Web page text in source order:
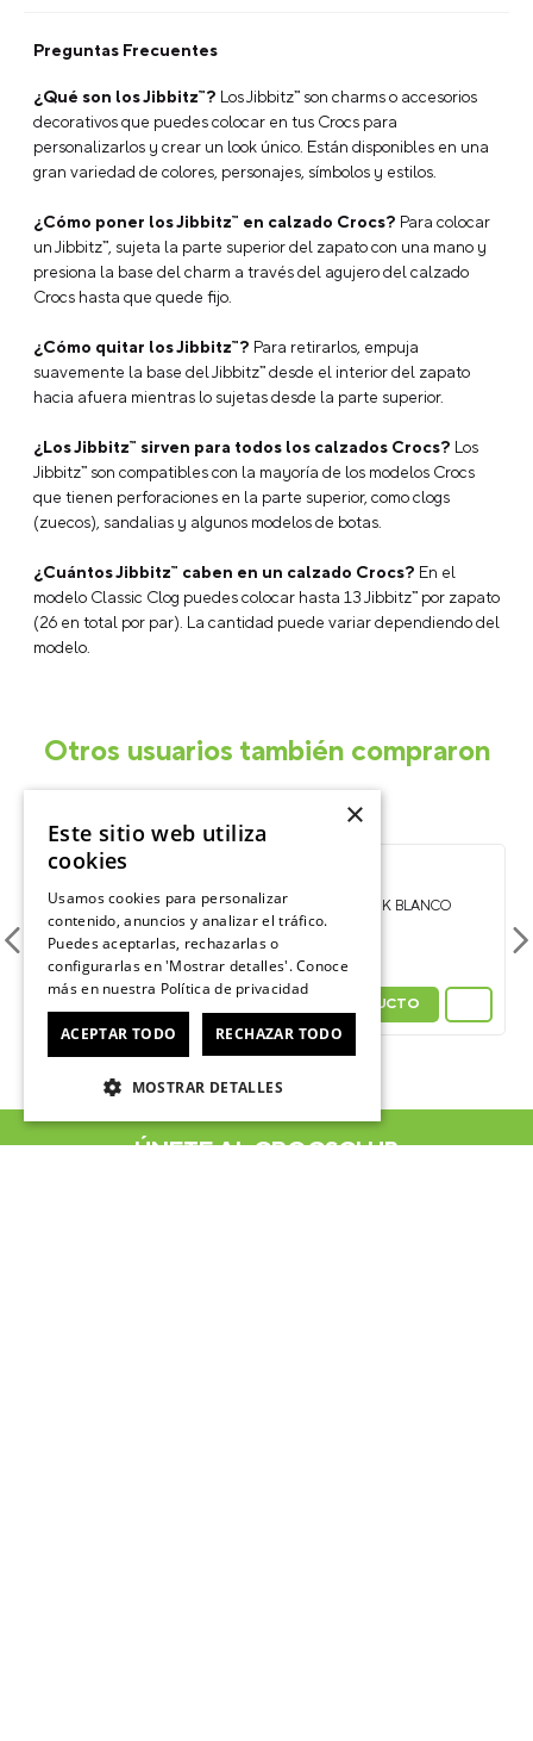
Preguntas Frecuentes
¿Qué son los Jibbitz™? Los Jibbitz™ son charms o accesorios
decorativos que puedes colocar en tus Crocs para
personalizarlos y crear un look único. Están disponibles en una
gran variedad de colores, personajes, símbolos y estilos.
¿Cómo poner los Jibbitz™ en calzado Crocs? Para colocar
un Jibbitz™, sujeta la parte superior del zapato con una mano y
presiona la base del charm a través del agujero del calzado
Crocs hasta que quede fijo.
¿Cómo quitar los Jibbitz™? Para retirarlos, empuja
suavemente la base del Jibbitz™ desde el interior del zapato
hacia afuera mientras lo sujetas desde la parte superior.
¿Los Jibbitz™ sirven para todos los calzados Crocs? Los
Jibbitz™ son compatibles con la mayoría de los modelos Crocs
que tienen perforaciones en la parte superior, como clogs
(zuecos), sandalias y algunos modelos de botas.
¿Cuántos Jibbitz™ caben en un calzado Crocs? En el
modelo Classic Clog puedes colocar hasta 13 Jibbitz™ por zapato
(26 en total por par). La cantidad puede variar dependiendo del
modelo.
Otros usuarios también compraron
-
25%
JIBBITZ LETRA G TINY
FRIENDSHIP BLANCO CROCS
$3990$2990
VER PRODUCTO
JIBBITZ LETRA K BLANCO
CROCS
VER PRODUCTO
×
Este sitio web utiliza
cookies
Usamos cookies para personalizar
contenido, anuncios y analizar el tráfico.
Puedes aceptarlas, rechazarlas o
configurarlas en 'Mostrar detalles'. Conoce
más en nuestra Política de privacidad
ACEPTAR TODO RECHAZAR TODO
MOSTRAR DETALLES